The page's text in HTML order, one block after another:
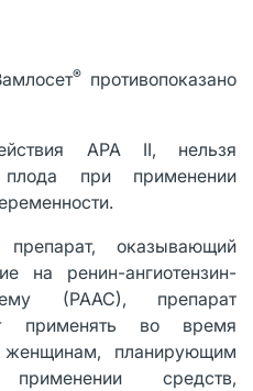
®противопоказано
АРА II, нельзя
при применении
оказывающий
на ренин-ангиотензин-
(РААС), препарат
применять во время
планирующим
средств,